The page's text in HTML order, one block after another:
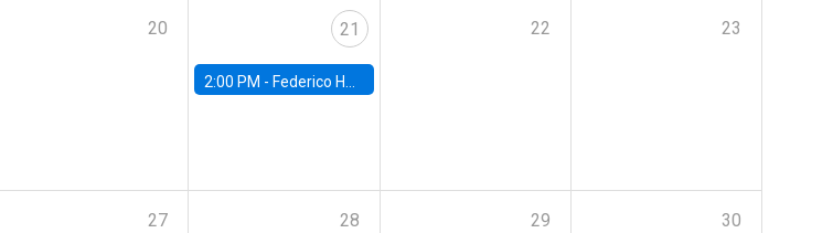
20 21
2:00 PM - Federico Huneeus - Banco Central de Chile
22 23
27 28 29 30